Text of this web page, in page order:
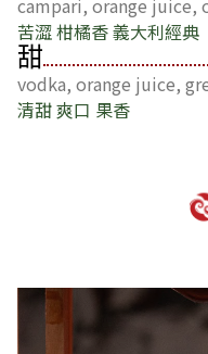
campari, orange juice,
苦澀 柑橘香 義大利經典
甜
vodka, orange juice,
清甜 爽口 果香